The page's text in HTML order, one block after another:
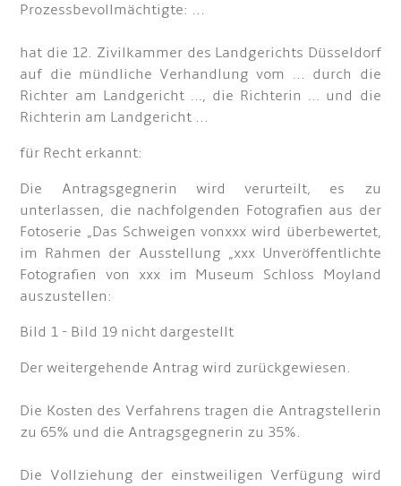
Prozessbevollmächtigte: ...
hat die 12. Zivilkammer des Landgerichts Düsseldorf
auf die mündliche Verhandlung vom ... durch die
Richter am Landgericht …, die Richterin … und die
Richterin am Landgericht ...
für Recht erkannt:
Die Antragsgegnerin wird verurteilt, es zu
unterlassen, die nachfolgenden Fotografien aus der
Fotoserie „Das Schweigen vonxxx wird überbewertet,
im Rahmen der Ausstellung „xxx Unveröffentlichte
Fotografien von xxx im Museum Schloss Moyland
auszustellen:
Bild 1 - Bild 19 nicht dargestellt
Der weitergehende Antrag wird zurückgewiesen.
Die Kosten des Verfahrens tragen die Antragstellerin
zu 65% und die Antragsgegnerin zu 35%.
Die Vollziehung der einstweiligen Verfügung wird